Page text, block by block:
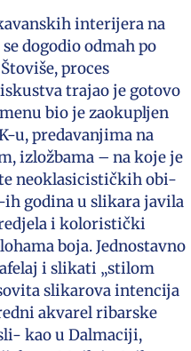
interijera na
dogodio odmah po
proces
trajao je gotovo
bio je zaokupljen
u, predavanjima na
izložbama – na koje je
neoklasicističkih obi-
godina u slikara javila
i koloristički
boja. Jednostavno
i slikati „stilom
slikarova intencija
akvarel ribarske
kao u Dalmaciji,